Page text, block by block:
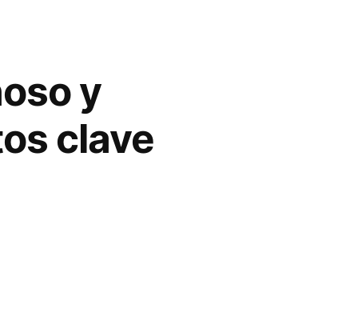
y
clave